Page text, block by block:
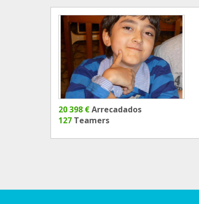
20 398 €Arrecadados
127 Teamers